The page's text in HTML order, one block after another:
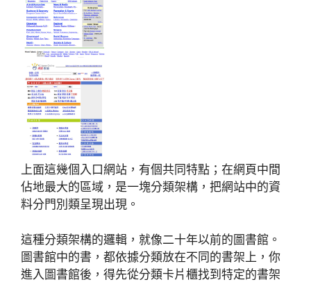
上面這幾個入口網站，有個共同特點；在網頁中間
佔地最大的區域，是一塊分類架構，把網站中的資
料分門別類呈現出現。
這種分類架構的邏輯，就像二十年以前的圖書館。
圖書館中的書，都依據分類放在不同的書架上，你
進入圖書館後，得先從分類卡片櫃找到特定的書架